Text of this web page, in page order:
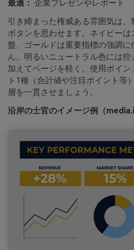
最適： 企業プレゼンやレポート
引き締まった権威ある雰囲気は
ボタンを思わせます。ネイビー
盤、ゴールドは重要指標の強調
ん。明るいニュートラル色には
加えてページを軽く。使用ポイン
ト1種（合計値や注目ポイント等
層を一貫させましょう。
沿岸の士官のイメージ例（